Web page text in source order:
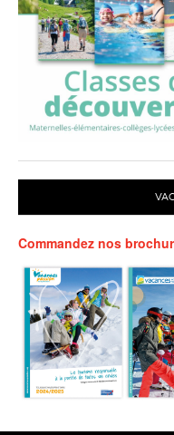
Commandez nos